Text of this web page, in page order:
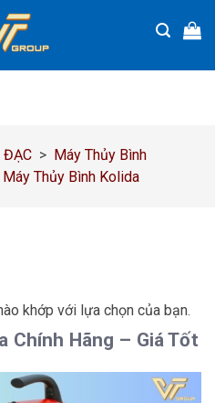
ĐẠC > Máy Thủy Bình
Máy Thủy Bình Kolida
khớp với lựa chọn của bạn.
Chính Hãng – Giá Tốt